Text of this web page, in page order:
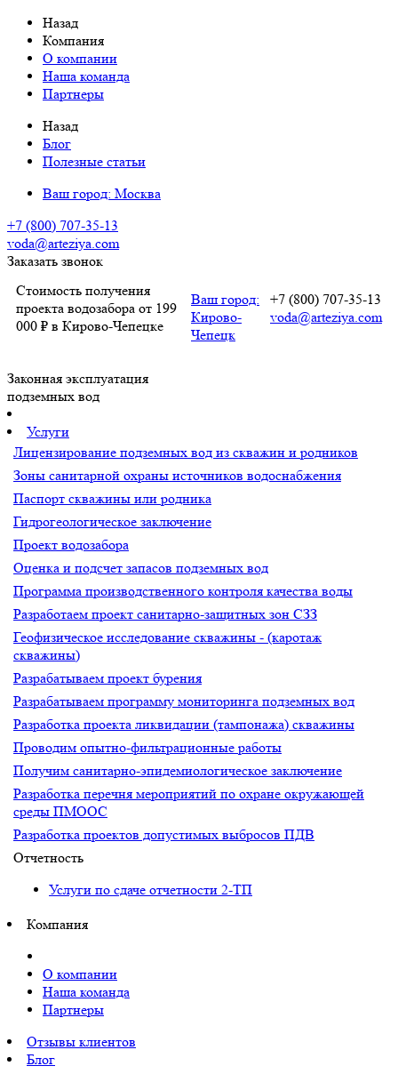
Назад
Компания
О компании
Наша команда
Партнеры
Назад
Блог
Полезные статьи
Ваш город: Москва
+7 (800) 707-35-13
voda@arteziya.com
Заказать звонок
Стоимость получения
проекта водозабора от 199
000 ₽ в Кирово-Чепецке
Ваш город:
Кирово-
Чепецк
+7 (800) 707-35-13
voda@arteziya.com
Законная эксплуатация
подземных вод
Услуги
Лицензирование подземных вод из скважин и родников
Зоны санитарной охраны источников водоснабжения
Паспорт скважины или родника
Гидрогеологическое заключение
Проект водозабора
Оценка и подсчет запасов подземных вод
Программа производственного контроля качества воды
Разработаем проект санитарно-защитных зон СЗЗ
Геофизическое исследование скважины - (каротаж
скважины)
Разрабатываем проект бурения
Разрабатываем программу мониторинга подземных вод
Разработка проекта ликвидации (тампонажа) скважины
Проводим опытно-фильтрационные работы
Получим санитарно-эпидемиологическое заключение
Разработка перечня мероприятий по охране окружающей
среды ПМООС
Разработка проектов допустимых выбросов ПДВ
Отчетность
Услуги по сдаче отчетности 2-ТП
Компания
О компании
Наша команда
Партнеры
Отзывы клиентов
Блог